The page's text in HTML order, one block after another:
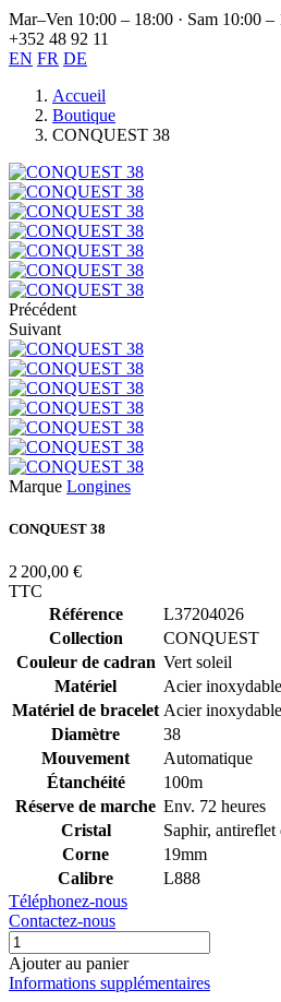
Mar–Ven 10:00 – 18:00 · Sam 10:00 –
+352 48 92 11
EN FR DE
Accueil
Boutique
CONQUEST 38
Précédent
Suivant
Marque Longines
CONQUEST 38
2 200,00 €
TTC
Référence
L37204026
Collection
CONQUEST
Couleur de cadran Vert soleil
Matériel
Acier inoxydable
Matériel de bracelet Acier inoxydable
Diamètre
38
Mouvement
Automatique
Étanchéité
100m
Réserve de marche Env. 72 heures
Cristal
Saphir, antireflet
Corne
19mm
Calibre
L888
Téléphonez-nous
Contactez-nous
Ajouter au panier
Informations supplémentaires